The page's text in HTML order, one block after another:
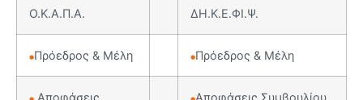
Ο.Κ.Α.Π.Α. ΔΗ.Κ.Ε.ΦΙ.Ψ.
Πρόεδρος & Μέλη Πρόεδρος & Μέλη
Αποφάσεις
Αποφάσεις Συμβουλίου